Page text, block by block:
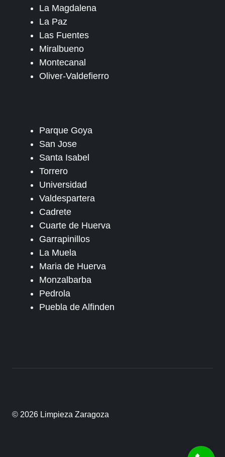
La Magdalena
La Paz
Las Fuentes
Miralbueno
Montecanal
Oliver-Valdefierro
Parque Goya
San Jose
Santa Isabel
Torrero
Universidad
Valdespartera
Cadrete
Cuarte de Huerva
Garrapinillos
La Muela
Maria de Huerva
Monzalbarba
Pedrola
Puebla de Alfinden
© 2026 Limpieza Zaragoza